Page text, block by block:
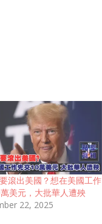
滾出美國？想在美國工作
美元，大批華人遭殃
22, 2025